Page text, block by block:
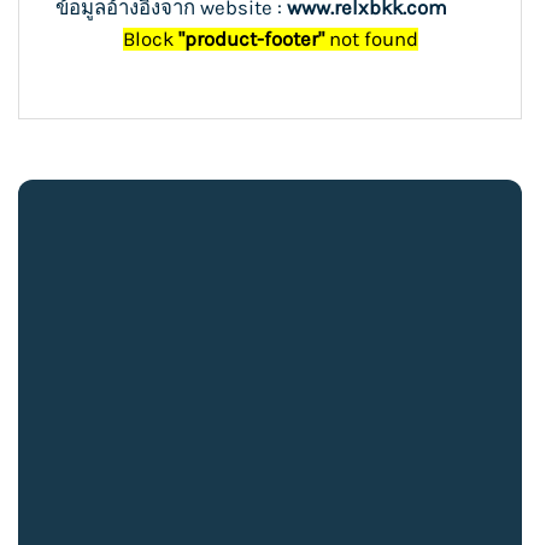
ข้อมูลอ้างอิงจาก website : www.relxbkk.com
Block "product-footer"not found